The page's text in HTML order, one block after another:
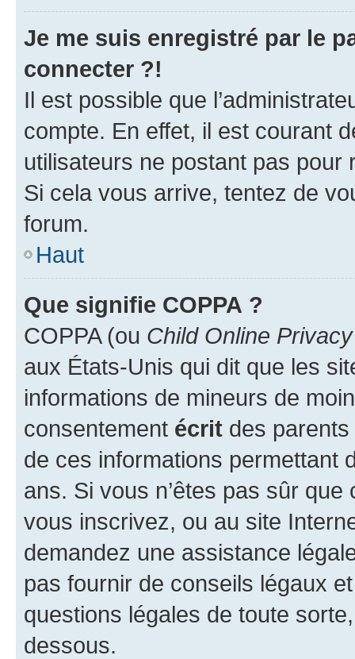
Je me suis enregistré par le
connecter ?!
Il est possible que
compte. En effet, il est courant
utilisateurs ne postant pas pour
Si cela vous arrive, tentez de
forum.
Haut
Que signifie COPPA ?
COPPA (ou Child Online
aux États-Unis qui dit que les
informations de mineurs de
consentement écrit des parents
de ces informations permettant
ans. Si vous n’êtes pas sûr
vous inscrivez, ou au site
demandez une assistance
pas fournir de conseils légaux
questions légales de toute
dessous.